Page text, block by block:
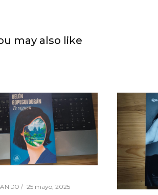
may also like
25 mayo, 2025